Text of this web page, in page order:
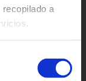
a
que ha
climáticas,
un acabado
como